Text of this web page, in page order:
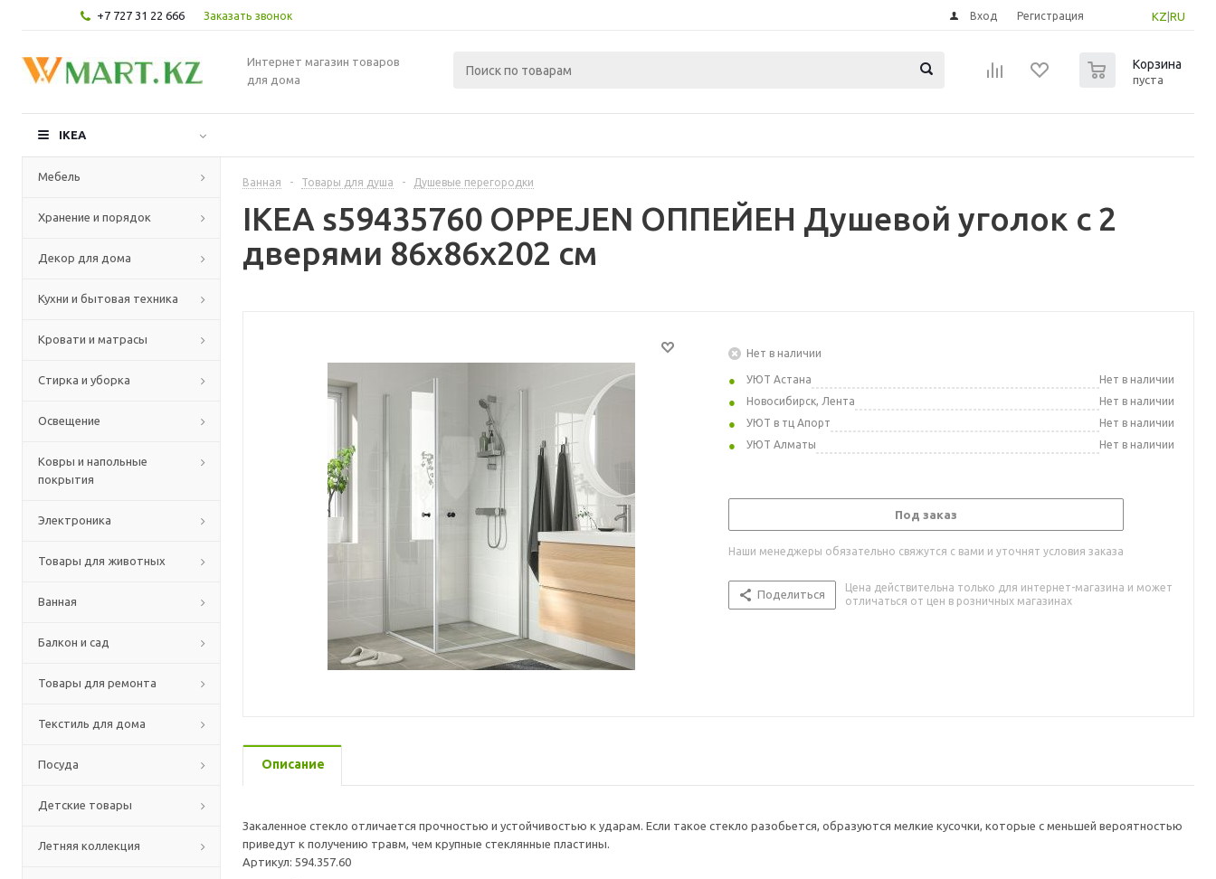
+7 727 31 22 666 Заказать звонок KZ RU
Вход Регистрация
Интернет магазин товаров
для дома
Корзина
пуста
IKEA
Мебель
Хранение и порядок
Декор для дома
Кухни и бытовая техника
Кровати и матрасы
Стирка и уборка
Освещение
Ковры и напольные
покрытия
Электроника
Товары для животных
Ванная
Балкон и сад
Товары для ремонта
Текстиль для дома
Посуда
Детские товары
Летняя коллекция
Ванная - Товары для душа - Душевые перегородки
IKEA s59435760 OPPEJEN ОППЕЙЕН Душевой уголок с 2
дверями 86x86x202 см
Нет в наличии
УЮТ Астана
Нет в наличии
Новосибирск, Лента
Нет в наличии
УЮТ в тц Апорт
Нет в наличии
УЮТ Алматы
Нет в наличии
Под заказ
Наши менеджеры обязательно свяжутся с вами и уточнят условия заказа
Поделиться
Цена действительна только для интернет-магазина и может
отличаться от цен в розничных магазинах
Описание
Закаленное стекло отличается прочностью и устойчивостью к ударам. Если такое стекло разобьется, образуются мелкие кусочки, которые с меньшей вероятностью
приведут к получению травм, чем крупные стеклянные пластины.
Артикул: 594.357.60